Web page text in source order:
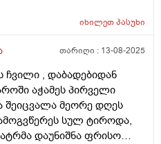
კიდევ სიმილაკი
მიცეს კლინიკაში და
და ვერ მოინელაო
იწუნებს ნებისმიერი
კი
120 გრამიო მაგრამ
ბევრს მიირთმევდა.
კიდევ? ბავშვი აქტიურია
იხილეთპასუხი
თარიღი : 13-08-2025
ჩვილი , დაბადებიდან
აჭამეს პირველი
შეიცვალა მეორე დღეს
სულ ტიროდა,
დაუნიშნა ფრისო